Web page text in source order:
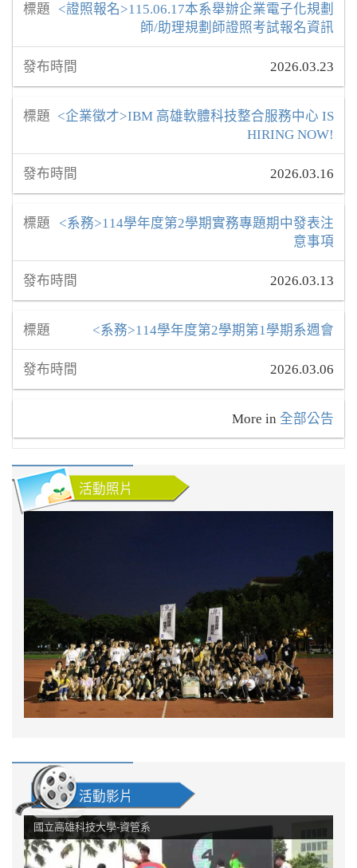
<證照報名>115.06.17本系舉辦企業電子化規劃
師/助理規劃師證照考試報名資訊
2026.03.23
<企業徵才>IBM 高雄軟體科技整合服務中心 IS
HIRING NOW!
2026.03.16
<系務>114學年度第2學期實務專題期中發表注
意事項
2026.03.13
<系務>114學年度第2學期第1學期系週會
2026.03.06
More in 全部公告
活動照片
活動影片
國立高雄科技大學-資管系